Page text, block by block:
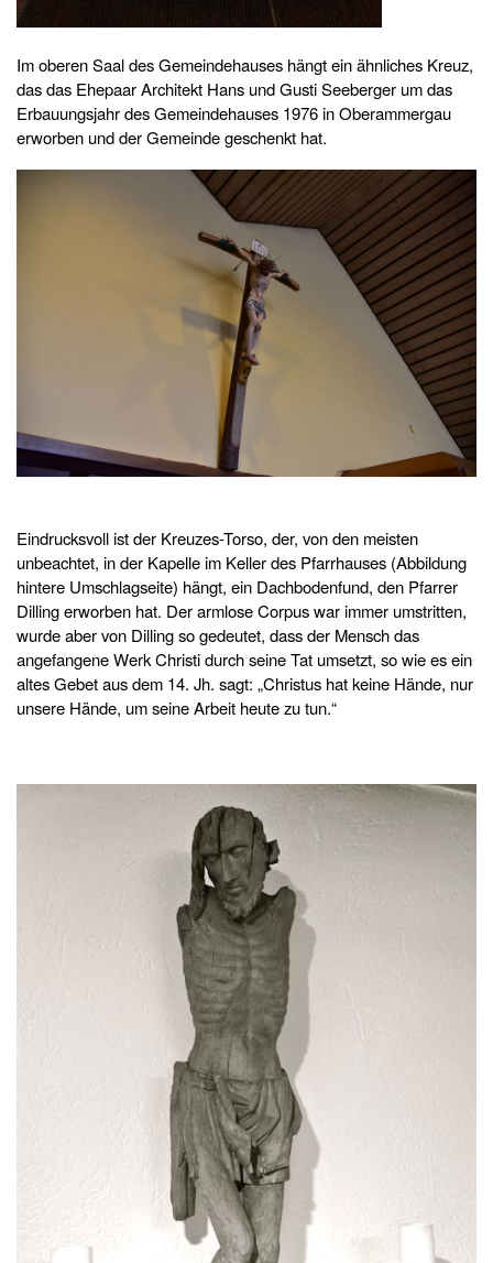
Im oberen Saal des Gemeindehauses hängt ein ähnliches Kreuz,
das das Ehepaar Architekt Hans und Gusti Seeberger um das
Erbauungsjahr des Gemeindehauses 1976 in Oberammergau
erworben und der Gemeinde geschenkt hat.
Eindrucksvoll ist der Kreuzes-Torso, der, von den meisten
unbeachtet, in der Kapelle im Keller des Pfarrhauses (Abbildung
hintere Umschlagseite) hängt, ein Dachbodenfund, den Pfarrer
Dilling erworben hat. Der armlose Corpus war immer umstritten,
wurde aber von Dilling so gedeutet, dass der Mensch das
angefangene Werk Christi durch seine Tat umsetzt, so wie es ein
altes Gebet aus dem 14. Jh. sagt: „Christus hat keine Hände, nur
unsere Hände, um seine Arbeit heute zu tun.“